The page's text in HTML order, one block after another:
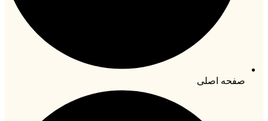
صفحه اصلی